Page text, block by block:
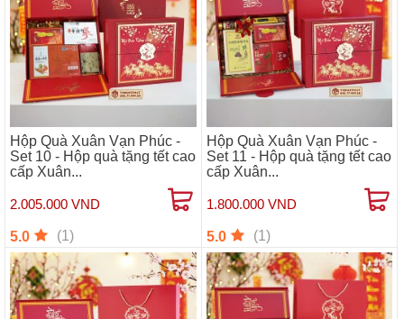
Hộp Quà Xuân Vạn Phúc -
Set 10 - Hộp quà tặng tết cao
cấp Xuân...
2.005.000 VND
5.0 (1)
Hộp Quà Xuân Vạn Phúc -
Set 11 - Hộp quà tặng tết cao
cấp Xuân...
1.800.000 VND
5.0 (1)